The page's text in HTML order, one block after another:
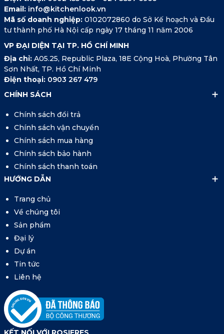
Email: info@kitchenlook.vn
Mã số doanh nghiệp:0102072860 do Sở Kế hoạch và Đầu
tư thành phố Hà Nội cấp ngày 17 tháng 11 năm 2006
VP ĐẠI DIỆN TẠI TP. HỒ CHÍ MINH
Địa chỉ: A05.25, Republic Plaza, 18E Cộng Hoà, Phường Tân
Sơn Nhất, TP. Hồ Chí Minh
Điện thoại: 0903 267 479
CHÍNH SÁCH
Chính sách đổi trả
Chính sách vận chuyển
Chính sách mua hàng
Chính sách bảo hành
Chính sách thanh toán
HƯỚNG DẪN
Trang chủ
Về chúng tôi
Sản phẩm
Đại lý
Dự án
Tin tức
Liên hệ